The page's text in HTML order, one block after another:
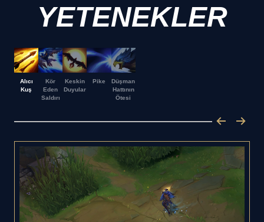
YETENEKLER
Alıcı
Kuş
Kör
Eden
Saldırı
Keskin
Duyular
Pike
Düşman
Hattının
Ötesi